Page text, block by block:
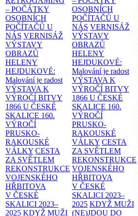
– POČÁTKY
OSOBNÍCH
POČÍTAČŮ U
NÁS VERNISÁŽ
VÝSTAVY
OBRAZŮ
HELENY
HEJDUKOVÉ:
Malování je radost
VÝSTAVA K
VÝROČÍ BITVY
1866 U ČESKÉ
SKALICE 160.
VÝROČÍ
PRUSKO-
RAKOUSKÉ
VÁLKY CESTA
ZA SVĚTLEM
REKONSTRUKCE
VOJENSKÉHO
HŘBITOVA
V ČESKÉ
SKALICI 2023–
2025 KDYŽ MUŽI
OSOBNÍCH
POČÍTAČŮ U
NÁS VERNISÁŽ
VÝSTAVY
OBRAZŮ
HELENY
HEJDUKOVÉ:
Malování je radost
VÝSTAVA K
VÝROČÍ BITVY
1866 U ČESKÉ
SKALICE 160.
VÝROČÍ
PRUSKO-
RAKOUSKÉ
VÁLKY CESTA
ZA SVĚTLEM
REKONSTRUKCE
VOJENSKÉHO
HŘBITOVA
V ČESKÉ
SKALICI 2023–
2025 KDYŽ MUŽI
(NE)JDOU DO